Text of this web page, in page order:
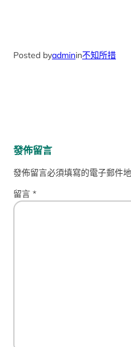
Posted byadminin不知所措
發佈留言
發佈留言必須填寫的電子郵件
留言*